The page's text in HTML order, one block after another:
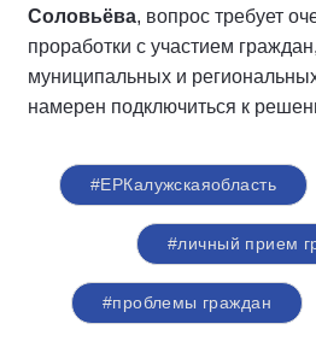
Соловьёва, вопрос требует
проработки с участием
муниципальных и
намерен подключиться к
#ЕРКалужскаяобласть
#личный прием
#проблемы граждан